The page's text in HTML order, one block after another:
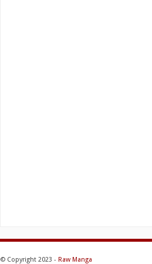
© Copyright 2023 - Raw Manga